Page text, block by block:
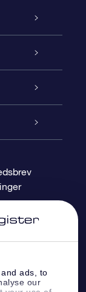
ads, to
our